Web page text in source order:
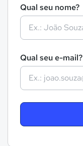
Qual seu nome?
Qual seu e-mail?